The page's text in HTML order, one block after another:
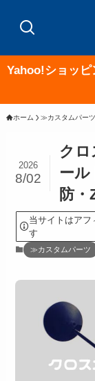
Yahoo!ショッピ
ホーム ≫カスタムパーツ
クロ
ール
防・
2026
8/02
当サイトはアフ
す
≫カスタムパーツ